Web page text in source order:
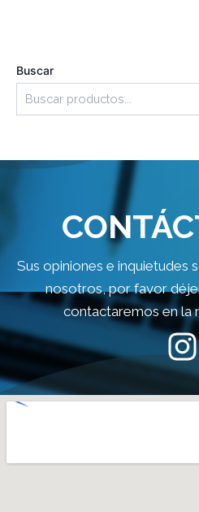
Buscar
Sus opiniones e inquietudes
nosotros, por favor
contactaremos en la